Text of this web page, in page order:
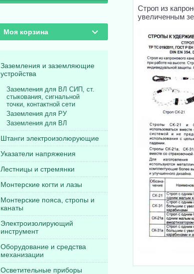
Моя корзина
Заземления и заземляющие
устройства
Заземления для ВЛ СИП, ст.
стыкования, сигнальной
точки, контактной сети
Заземления для РУ
Заземления для ВЛ
Штанги электроизолюрующие
Указатели напряжения
Лестницы и стремянки
Монтерские когти и лазы
Монтерские пояса, стропы и
канаты
Электроизолирующий
инструмент
Оборудование и средства
механизации
Осветительные приборы
Строп из
увеличенным